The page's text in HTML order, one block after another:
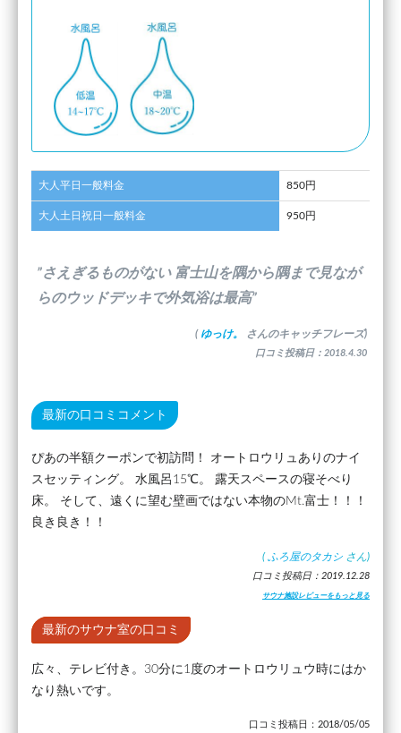
大人平日一般料金 850円
大人土日祝日一般料金 950円
”さえぎるものがない 富士山を隅から隅まで見なが
らのウッドデッキで外気浴は最高”
( ゆっけ。 さんのキャッチフレーズ)
口コミ投稿日：2018.4.30
最新の口コミコメント
ぴあの半額クーポンで初訪問！ オートロウリュありのナイ
スセッティング。 水風呂15℃。 露天スペースの寝そべり
床。 そして、遠くに望む壁画ではない本物のMt.富士！！！
良き良き！！
( ふろ屋のタカシ さん)
口コミ投稿日：2019.12.28
サウナ施設レビューをもっと見る
最新のサウナ室の口コミ
広々、テレビ付き。30分に1度のオートロウリュウ時にはか
なり熱いです。
口コミ投稿日：2018/05/05